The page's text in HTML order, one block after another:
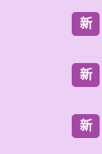
新
新
新